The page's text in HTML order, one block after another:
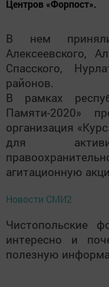
Центров «Форпост».
В нем приняли
Алексеевского,
Спасского,
районов.
В рамках
Памяти-2020»
организация
для
агитационную
Новости СМИ2
Чистопольские
интересно и
полезную